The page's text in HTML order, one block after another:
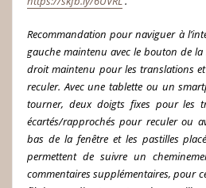
Recommandation pour naviguer à
gauche maintenu avec le bouton de
droit maintenu pour les translations
reculer. Avec une tablette ou un
tourner, deux doigts fixes pour les
écartés/rapprochés pour reculer ou
bas de la fenêtre et les pastilles
permettent de suivre un
commentaires supplémentaires, pour